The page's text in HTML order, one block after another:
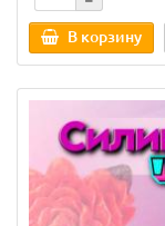
В корзину